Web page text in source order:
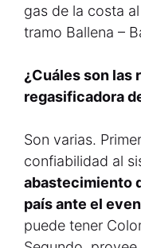
gas de la costa
tramo Ballena –
¿Cuáles son las
regasificadora
Son varias.
confiabilidad al
abastecimiento
país ante el
puede tener